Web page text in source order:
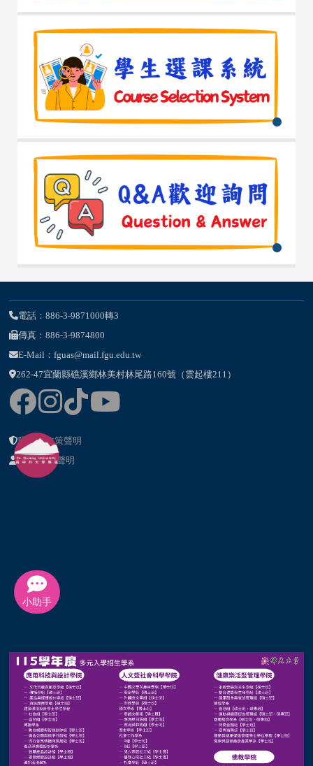
電話：886-3-9871000轉3
傳真：886-3-9874800
E-Mail：fguas@mail.fgu.edu.tw
262-47宜蘭縣礁溪鄉林美村林尾路160號（雲起樓211）
隱私權政策聲明
個資提供聲明
小助手